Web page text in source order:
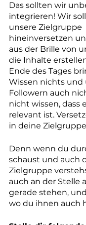
Das sollten wir
integrieren! Wir
unsere Zielgruppe
hineinversetzen
aus der Brille von
die Inhalte
Ende des Tages
Wissen nichts und
Followern auch
nicht wissen, dass
relevant ist.
in deine
Denn wenn du
schaust und auch
Zielgruppe
auch an der Stelle
gerade stehen,
wo du ihnen auch